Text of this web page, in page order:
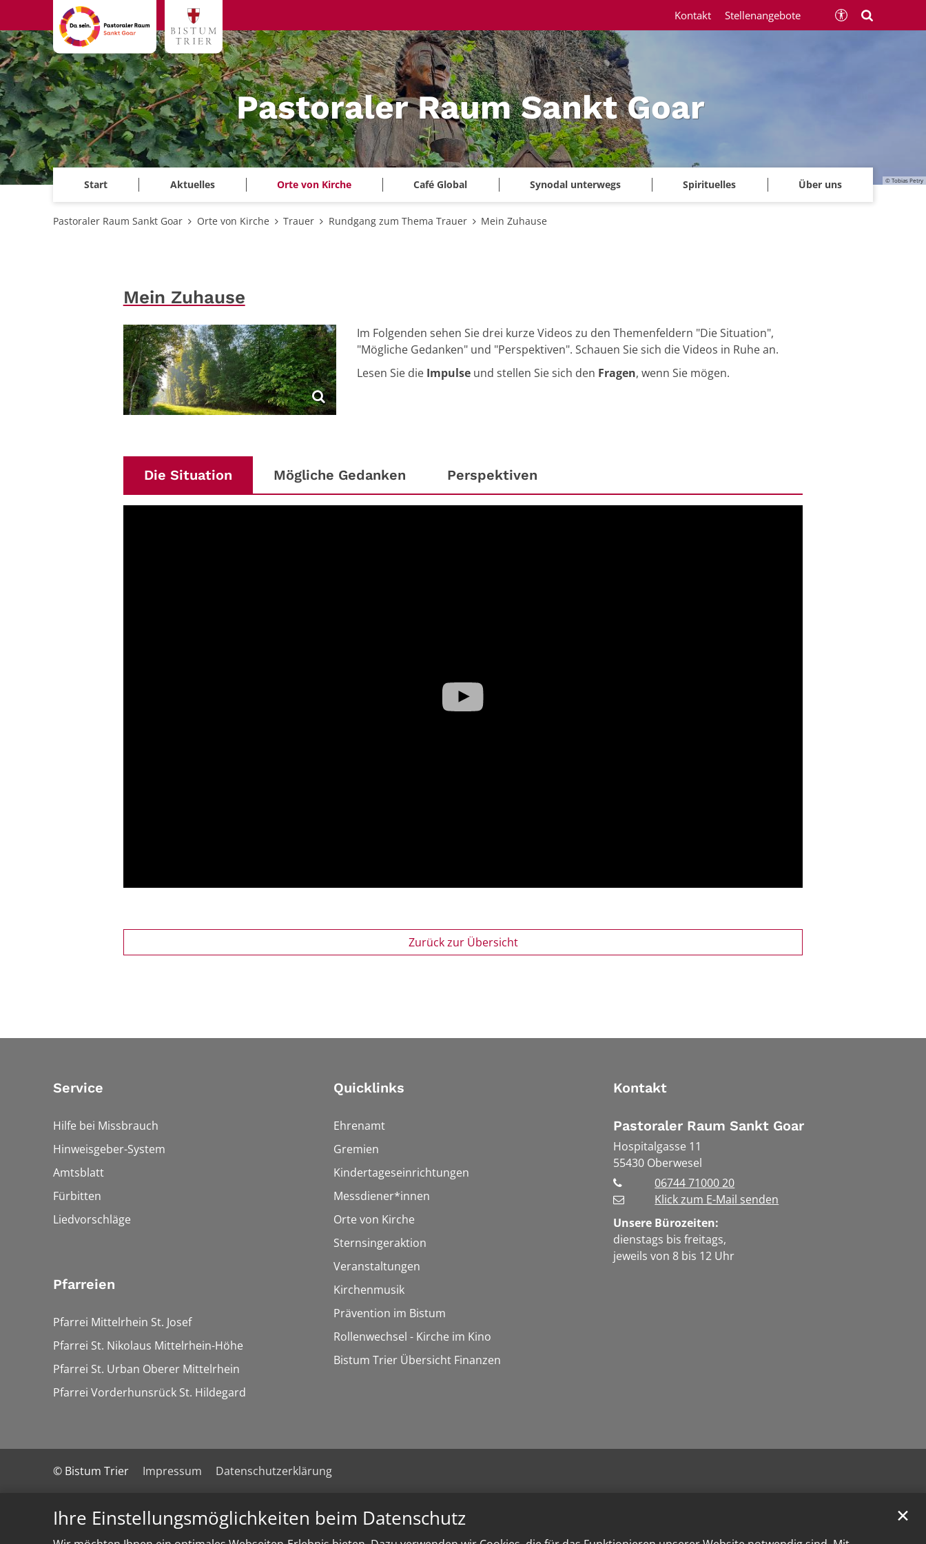
Ihre Einstellungsmöglichkeiten beim Datenschutz ✕
Zum Inhalt springen
© Tobias Petry
Pastoraler Raum Sankt Goar
Start Aktuelles Orte von Kirche Café Global Synodal unterwegs Spirituelles Über uns
Kontakt Stellenangebote
Pastoraler Raum Sankt Goar Orte von Kirche Trauer Rundgang zum Thema Trauer Mein Zuhause
Mein Zuhause
Im Folgenden sehen Sie drei kurze Videos zu den Themenfeldern "Die Situation",
"Mögliche Gedanken" und "Perspektiven". Schauen Sie sich die Videos in Ruhe an.
Lesen Sie die Impulseund stellen Sie sich den Fragen, wenn Sie mögen.
Die Situation Mögliche Gedanken Perspektiven
Zurück zur Übersicht
Service
Hilfe bei Missbrauch
Hinweisgeber-System
Amtsblatt
Fürbitten
Liedvorschläge
Pfarreien
Pfarrei Mittelrhein St. Josef
Pfarrei St. Nikolaus Mittelrhein-Höhe
Pfarrei St. Urban Oberer Mittelrhein
Pfarrei Vorderhunsrück St. Hildegard
Quicklinks
Ehrenamt
Gremien
Kindertageseinrichtungen
Messdiener*innen
Orte von Kirche
Sternsingeraktion
Veranstaltungen
Kirchenmusik
Prävention im Bistum
Rollenwechsel - Kirche im Kino
Bistum Trier Übersicht Finanzen
Kontakt
Pastoraler Raum Sankt Goar
Hospitalgasse 11
55430 Oberwesel
06744 71000 20
Klick zum E-Mail senden
Unsere Bürozeiten:
dienstags bis freitags,
jeweils von 8 bis 12 Uhr
© Bistum Trier Impressum Datenschutzerklärung